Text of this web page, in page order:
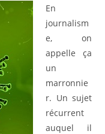
En
journalism
e, on
appelle ça
un
marronnie
r. Un sujet
récurrent
auquel il